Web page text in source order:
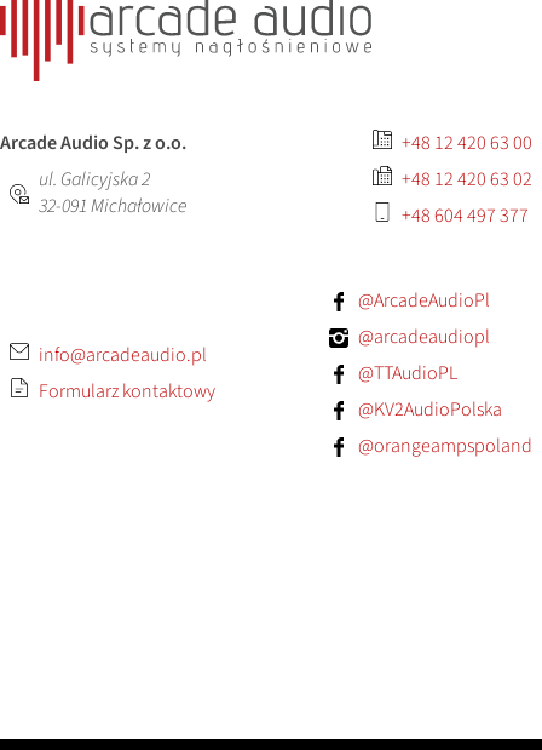
Arcade Audio Sp. z o.o.
ul. Galicyjska 2
32-091Michałowice
+48 12 420 63 00
+48 12 420 63 02
+48 604 497 377
info@arcadeaudio.pl
Formularz kontaktowy
@ArcadeAudioPl
@arcadeaudiopl
@TTAudioPL
@KV2AudioPolska
@orangeampspoland